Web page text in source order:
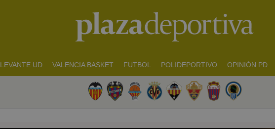
LEVANTE UD VALENCIA BASKET FUTBOL POLIDEPORTIVO OPINIÓN PD